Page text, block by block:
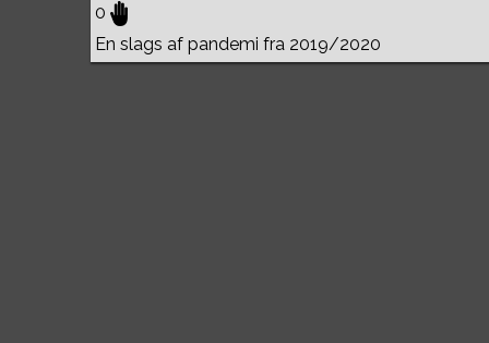
0
En slags af pandemi fra 2019/2020